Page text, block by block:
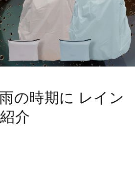
の時期に レイン
介